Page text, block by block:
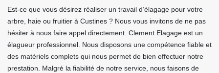
Est-ce que vous désirez réaliser un travail d’élagage pour votre
arbre, haie ou fruitier à Custines ? Nous vous invitons de ne pas
hésiter à nous faire appel directement. Clement Elagage est un
élagueur professionnel. Nous disposons une compétence fiable et
des matériels complets qui nous permet de bien effectuer notre
prestation. Malgré la fiabilité de notre service, nous faisons de